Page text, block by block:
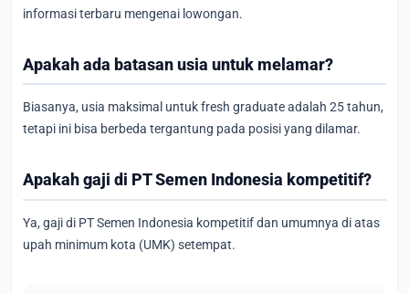
informasi terbaru mengenai lowongan.
Apakah ada batasan usia untuk melamar?
Biasanya, usia maksimal untuk fresh graduate adalah 25 tahun,
tetapi ini bisa berbeda tergantung pada posisi yang dilamar.
Apakah gaji di PT Semen Indonesia kompetitif?
Ya, gaji di PT Semen Indonesia kompetitif dan umumnya di atas
upah minimum kota (UMK) setempat.